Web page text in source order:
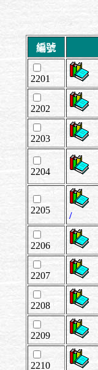
編號
2201
2202
2203
2204
2205
/
2206
2207
2208
2209
2210